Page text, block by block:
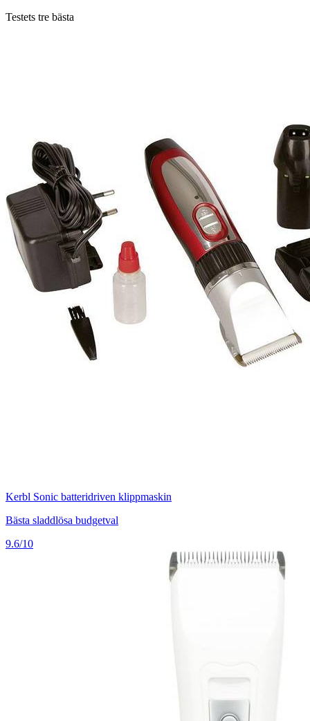
Testets tre bästa
Kerbl Sonic batteridriven klippmaskin
Bästa sladdlösa budgetval
9.6/10